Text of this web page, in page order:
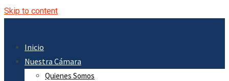
Skip to content
Inicio
Nuestra Cámara
Quienes Somos